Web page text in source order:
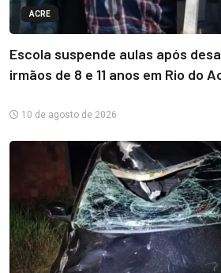
ACRE
Escola suspende aulas após
irmãos de 8 e 11 anos em Rio do
10 de agosto de 2026